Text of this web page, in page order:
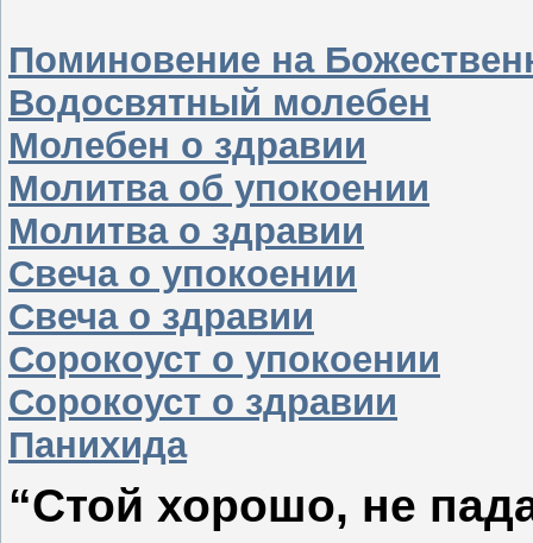
Поминовение на
Водосвятный молебен
Молебен о здравии
Молитва об упокоении
Молитва о здравии
Свеча о упокоении
Свеча о здравии
Сорокоуст о упокоении
Сорокоуст о здравии
Панихида
“Стой хорошо, не